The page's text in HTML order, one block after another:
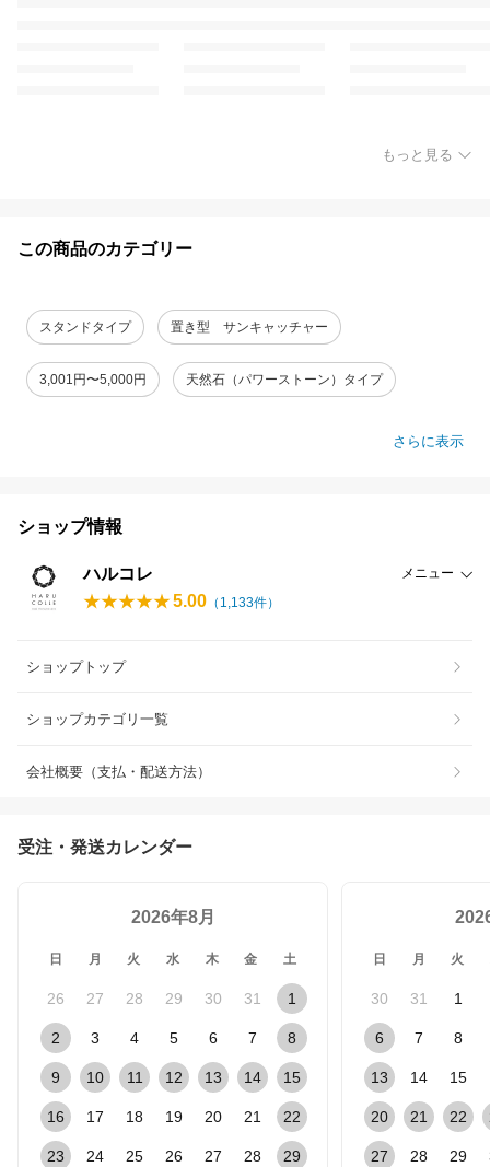
もっと見る
この商品のカテゴリー
スタンドタイプ 置き型 サンキャッチャー
3,001円〜5,000円 天然石（パワーストーン）タイプ
さらに表示
ショップ情報
ハルコレ メニュー
5.00 （ 1,133件）
ショップトップ
ショップカテゴリ一覧
会社概要（支払・配送方法）
受注・発送カレンダー
2026年8月
日 月 火 水 木 金 土
26 27 28 29 30 31 1
2 3 4 5 6 7 8
9 10 11 12 13 14 15
16 17 18 19 20 21 22
23 24 25 26 27 28 29
日 月 火
30 31 1
6 7 8
13 14 15
20 21 22
27 28 29